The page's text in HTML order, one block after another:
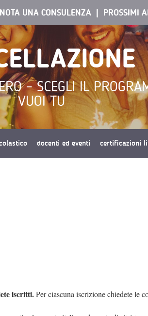
PROSSIMI
UNA CONSULENZA
– SCEGLI IL
VUOI TU
docenti ed eventi certificazioni
iscritti.Per ciascuna iscrizione chiedete le